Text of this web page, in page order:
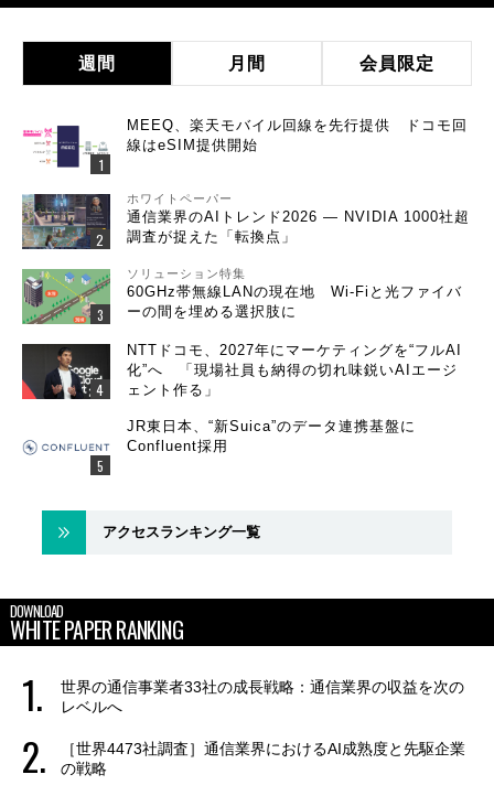
週間 月間 会員限定
MEEQ、楽天モバイル回線を先行提供 ドコモ回
線はeSIM提供開始
ホワイトペーパー
通信業界のAIトレンド2026 ― NVIDIA 1000社超
調査が捉えた「転換点」
ソリューション特集
60GHz帯無線LANの現在地 Wi-Fiと光ファイバ
ーの間を埋める選択肢に
NTTドコモ、2027年にマーケティングを“フルAI
化”へ 「現場社員も納得の切れ味鋭いAIエージ
ェント作る」
JR東日本、“新Suica”のデータ連携基盤に
Confluent採用
アクセスランキング一覧
DOWNLOAD
WHITE PAPER RANKING
世界の通信事業者33社の成長戦略：通信業界の収益を次の
レベルへ
［世界4473社調査］通信業界におけるAI成熟度と先駆企業
の戦略